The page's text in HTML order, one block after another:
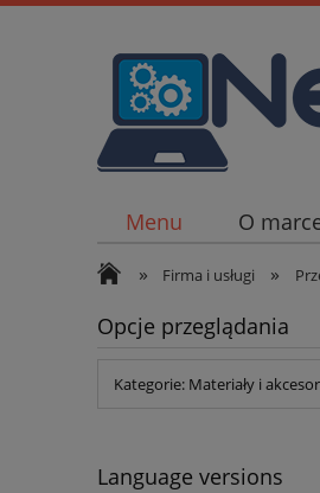
Menu O
» Firma i usługi »
Opcje przeglądania
Kategorie: Materiały i
Language versions